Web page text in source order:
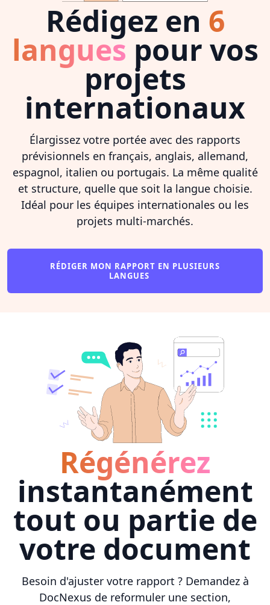
Rédigez en 6
langues pour vos
projets
internationaux
Élargissez votre portée avec des rapports
prévisionnels en français, anglais, allemand,
espagnol, italien ou portugais. La même qualité
et structure, quelle que soit la langue choisie.
Idéal pour les équipes internationales ou les
projets multi-marchés.
RÉDIGER MON RAPPORT EN PLUSIEURS
LANGUES
Régénérez
instantanément
tout ou partie de
votre document
Besoin d'ajuster votre rapport ? Demandez à
DocNexus de reformuler une section,